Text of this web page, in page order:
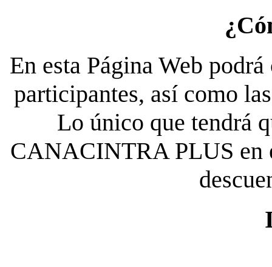
En esta Página Web
participantes, así como
Lo único que tendrá
CANACINTRA PLUS en